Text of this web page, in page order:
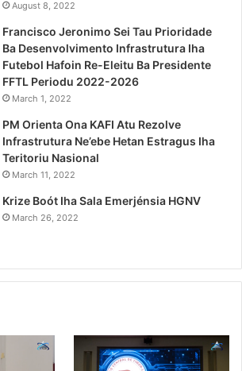
August 8, 2022
Francisco Jeronimo Sei Tau Prioridade
Ba Desenvolvimento Infrastrutura Iha
Futebol Hafoin Re-Eleitu Ba Presidente
FFTL Periodu 2022-2026
March 1, 2022
PM Orienta Ona KAFI Atu Rezolve
Infrastrutura Ne’ebe Hetan Estragus Iha
Teritoriu Nasional
March 11, 2022
Krize Boót Iha Sala Emerjénsia HGNV
March 26, 2022